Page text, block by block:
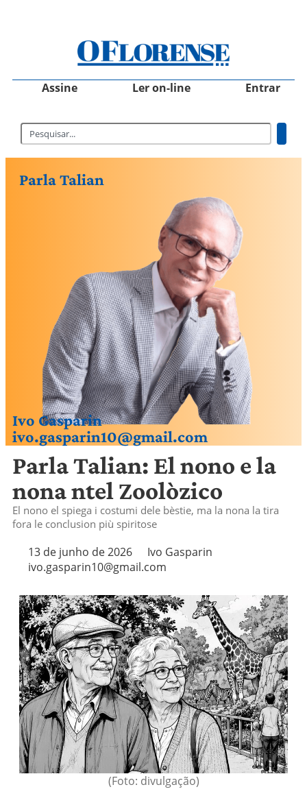
Assine Ler on-line Entrar
Parla Talian
Ivo Gasparin
ivo.gasparin10@gmail.com
Parla Talian: El nono e la
nona ntel Zoolòzico
El nono el spiega i costumi dele bèstie, ma la nona la tira
fora le conclusion più spiritose
13 de junho de 2026
Ivo Gasparin
ivo.gasparin10@gmail.com
(Foto: divulgação)